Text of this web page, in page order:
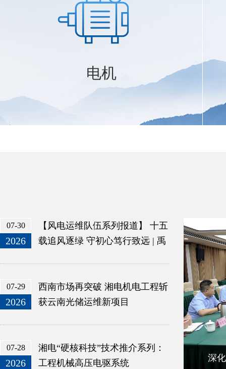
电机
07-30
2026
【风电运维队伍系列报道】 十五
载追风逐绿 守初心笃行致远 | 禹
07-29
2026
西南市场再突破 湘电机电工程斩
获云南光储运维新项目
07-28
2026
湘电“硬核科技”技术推介系列：
工程机械高压电驱系统
深